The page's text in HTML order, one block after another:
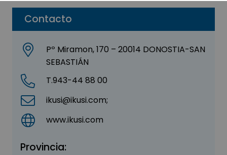
Contacto
Pº Miramon, 170 – 20014 DONOSTIA-SAN
SEBASTIÁN
T.943-44 88 00
ikusi@ikusi.com;
www.ikusi.com
Provincia: